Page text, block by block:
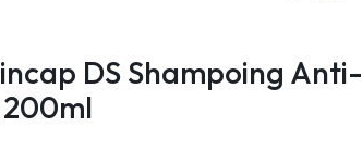
DS Shampoing Anti-